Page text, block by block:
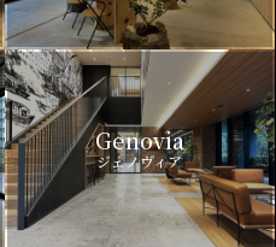
Genovia
ジェノヴィア